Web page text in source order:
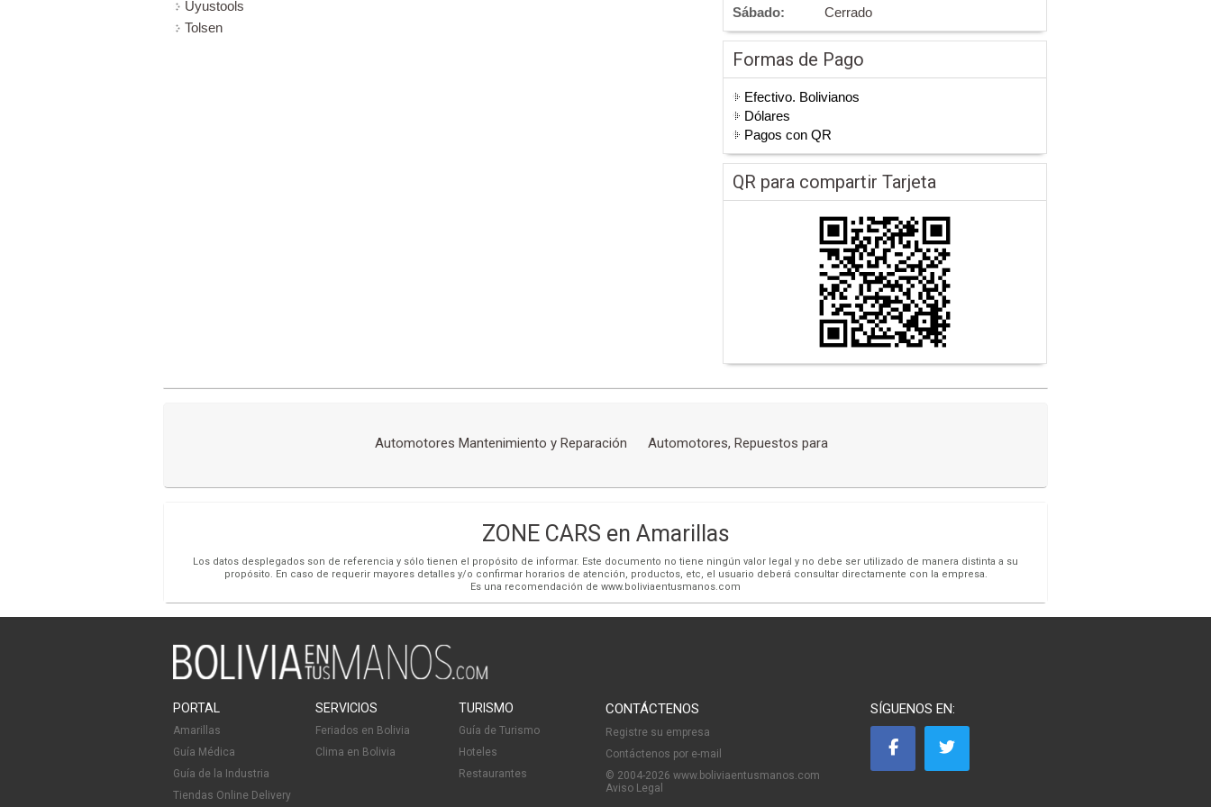
Uyustools
Tolsen
Sábado:
Cerrado
Formas de Pago
Efectivo. Bolivianos
Dólares
Pagos con QR
QR para compartir Tarjeta
Automotores Mantenimiento y Reparación Automotores, Repuestos para
ZONE CARS en Amarillas
Los datos desplegados son de referencia y sólo tienen el propósito de informar. Este documento no tiene ningún valor legal y no debe ser utilizado de manera distinta a su
propósito. En caso de requerir mayores detalles y/o confirmar horarios de atención, productos, etc, el usuario deberá consultar directamente con la empresa.
Es una recomendación de www.boliviaentusmanos.com
PORTAL
Amarillas
Guía Médica
Guía de la Industria
Tiendas Online Delivery
SERVICIOS
Feriados en Bolivia
Clima en Bolivia
TURISMO
Guía de Turismo
Hoteles
Restaurantes
CONTÁCTENOS
Registre su empresa
Contáctenos por e-mail
© 2004-2026 www.boliviaentusmanos.com
Aviso Legal
SÍGUENOS EN: